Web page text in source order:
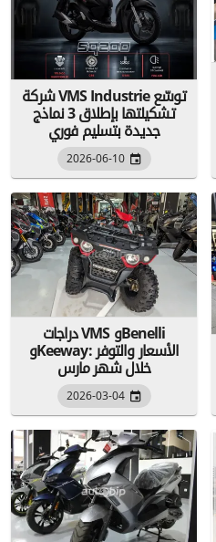
شركة VMS Industrie توسّع
تشكيلتها بإطلاق 3 نماذج
جديدة بتسليم فوري
2026-06-10
دراجات VMS وBenelli
وKeeway: الأسعار والتوفر
خلال شهر مارس
2026-03-04